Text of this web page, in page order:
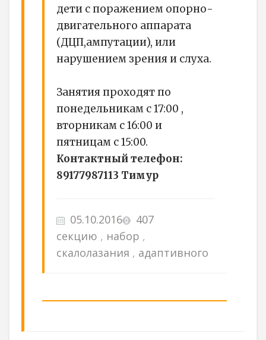
дети с поражением опорно-
двигательного аппарата
(ДЦП,ампутации), или
нарушением зрения и слуха.
Занятия проходят по
понедельникам с 17:00 ,
вторникам с 16:00 и
пятницам с 15:00.
Контактный телефон:
89177987113 Тимур
05.10.2016
407
секцию , набор ,
скалолазания , адаптивного